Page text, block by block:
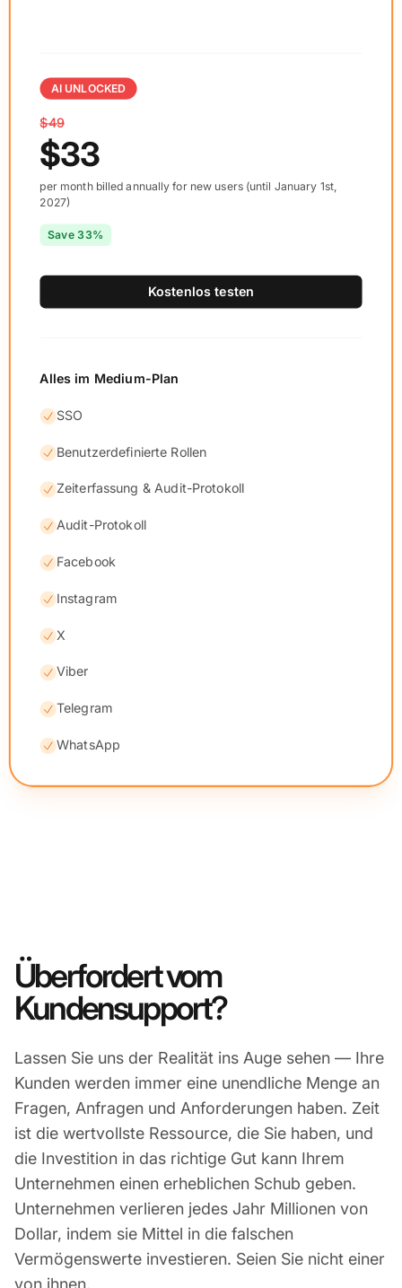
AI UNLOCKED
$49
$33
per month billed annually for new users (until January 1st,
2027)
Save 33%
Kostenlos testen
Alles im Medium-Plan
SSO
Benutzerdefinierte Rollen
Zeiterfassung & Audit-Protokoll
Audit-Protokoll
Facebook
Instagram
X
Viber
Telegram
WhatsApp
Überfordert vom
Kundensupport?
Lassen Sie uns der Realität ins Auge sehen — Ihre
Kunden werden immer eine unendliche Menge an
Fragen, Anfragen und Anforderungen haben. Zeit
ist die wertvollste Ressource, die Sie haben, und
die Investition in das richtige Gut kann Ihrem
Unternehmen einen erheblichen Schub geben.
Unternehmen verlieren jedes Jahr Millionen von
Dollar, indem sie Mittel in die falschen
Vermögenswerte investieren. Seien Sie nicht einer